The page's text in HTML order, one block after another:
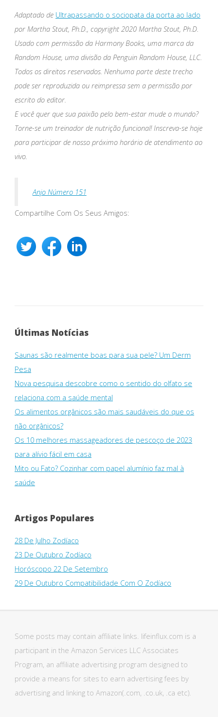
Adaptado de Ultrapassando o sociopata da porta ao lado
por Martha Stout, Ph.D., copyright 2020 Martha Stout, Ph.D.
Usado com permissão da Harmony Books, uma marca da
Random House, uma divisão da Penguin Random House, LLC.
Todos os direitos reservados. Nenhuma parte deste trecho
pode ser reproduzida ou reimpressa sem a permissão por
escrito do editor.
E você quer que sua paixão pelo bem-estar mude o mundo?
Torne-se um treinador de nutrição funcional! Inscreva-se hoje
para participar de nosso próximo horário de atendimento ao
vivo.
Anjo Número 151
Compartilhe Com Os Seus Amigos:
Últimas Notícias
Saunas são realmente boas para sua pele? Um Derm
Pesa
Nova pesquisa descobre como o sentido do olfato se
relaciona com a saúde mental
Os alimentos orgânicos são mais saudáveis ​​do que os
não orgânicos?
Os 10 melhores massageadores de pescoço de 2023
para alívio fácil em casa
Mito ou Fato? Cozinhar com papel alumínio faz mal à
saúde
Artigos Populares
28 De Julho Zodíaco
23 De Outubro Zodíaco
Horóscopo 22 De Setembro
29 De Outubro Compatibilidade Com O Zodíaco
Some posts may contain affiliate links. lifeinflux.com is a
participant in the Amazon Services LLC Associates
Program, an affiliate advertising program designed to
provide a means for sites to earn advertising fees by
advertising and linking to Amazon(.com, .co.uk, .ca etc).